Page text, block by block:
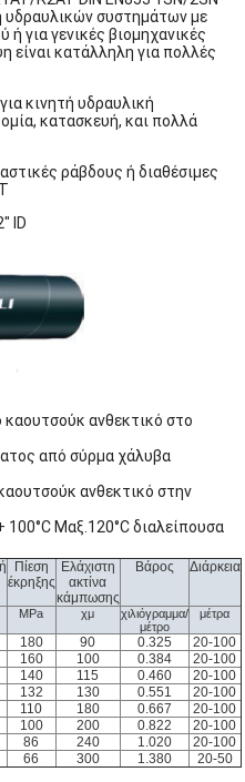
υδραυλικών συστημάτων με
για γενικές βιομηχανικές
είναι κατάλληλη για πολλές
κινητή υδραυλική
κατασκευή, και πολλά
ράβδους ή διαθέσιμες
ID
ανθεκτικό στο
από σύρμα χάλυβα
ανθεκτικό στην
100°C Μαξ.120°C διαλείπουσα
Πίεση
έκρηξης
Ελάχιστη
ακτίνα
κάμπωσης
Βάρος Διάρκεια
MPa χμ
χιλιόγραμμα/
μέτρο
μέτρα
180 90 0.325
20-100
160 100 0.384
20-100
140 115 0.460
20-100
132 130 0.551
20-100
110 180 0.667
20-100
100 200 0.822
20-100
86 240 1.020
20-100
66 300 1.380 20-50